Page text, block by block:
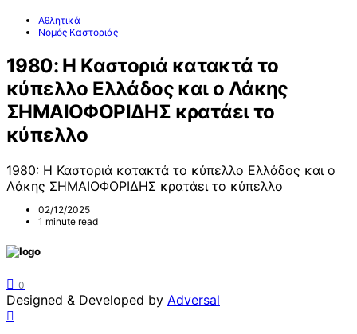
Αθλητικά
Νομός Καστοριάς
1980: Η Καστοριά κατακτά το
κύπελλο Ελλάδος και ο Λάκης
ΣΗΜΑΙΟΦΟΡΙΔΗΣ κρατάει το
κύπελλο
1980: Η Καστοριά κατακτά το κύπελλο Ελλάδος και ο
Λάκης ΣΗΜΑΙΟΦΟΡΙΔΗΣ κρατάει το κύπελλο
02/12/2025
1 minute read
0
Designed & Developed by Adversal